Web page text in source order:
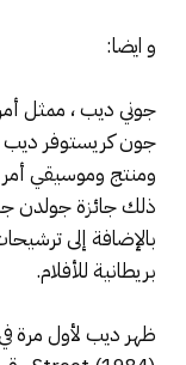
و ايضا:
جوني ديب ، ممثل
ومنتج وموسيقي
ذلك جائزة جولدن
بالإضافة إلى
بريطانية للأفلام.